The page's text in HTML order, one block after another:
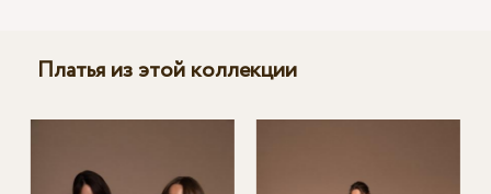
Платья из этой коллекции